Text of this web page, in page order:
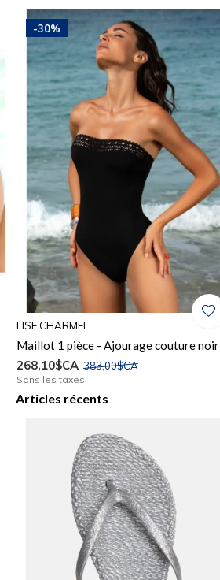
-30%
LISE CHARMEL
Maillot 1 pièce - Ajourage couture noir
268,10$CA 383,00$CA
Sans les taxes
Articles récents